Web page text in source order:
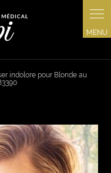
indolore pour Blonde au